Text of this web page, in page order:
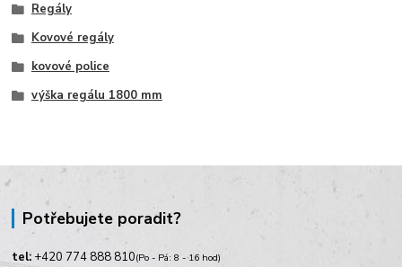
Regály
Kovové regály
kovové police
výška regálu 1800 mm
Potřebujete poradit?
tel: +420 774 888 810(Po - Pá: 8 - 16 hod)